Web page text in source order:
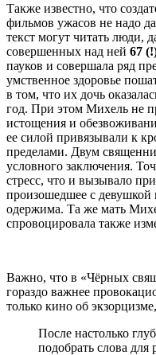
Также известно, что
фильмов ужасов не надо
текст могут читать люди,
совершенных над ней 67
пауков и совершала ряд
умственное здоровье
в том, что их дочь
год. При этом Михель не
истощения и
ее силой привязывали к
пределами. Двум
условного заключения.
стресс, что и вызывало
произошедшее с девушкой
одержима. Та же мать
спровоцировала также
Важно, что в «Чёрных
гораздо важнее
только кино об
После настолько
подобрать слова